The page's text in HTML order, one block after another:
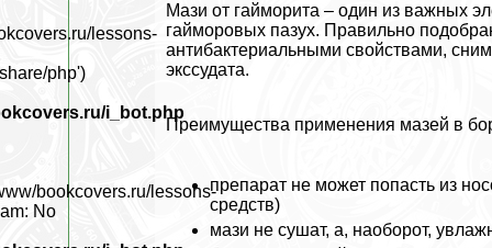
Мази от гайморита – один из важных
гайморовых пазух. Правильно
антибактериальными свойствами,
экссудата.
Преимущества применения мазей в
препарат не может попасть из
средств)
мази не сушат, а, наоборот,
lessons-
php')
i_bot.php
bookcovers.ru/lessons-
No